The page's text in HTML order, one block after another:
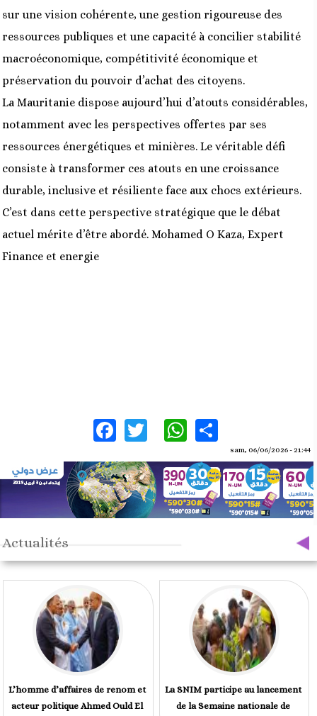
sur une vision cohérente, une gestion rigoureuse des
ressources publiques et une capacité à concilier stabilité
macroéconomique, compétitivité économique et
préservation du pouvoir d’achat des citoyens.
La Mauritanie dispose aujourd’hui d’atouts considérables,
notamment avec les perspectives offertes par ses
ressources énergétiques et minières. Le véritable défi
consiste à transformer ces atouts en une croissance
durable, inclusive et résiliente face aux chocs extérieurs.
C’est dans cette perspective stratégique que le débat
actuel mérite d’être abordé. Mohamed O Kaza, Expert
Finance et energie
Facebook
TwitterWhatsApp
Share
sam, 06/06/2026 - 21:44
Actualités
L’homme d’affaires de renom et
acteur politique Ahmed Ould El
La SNIM participe au lancement
de la Semaine nationale de